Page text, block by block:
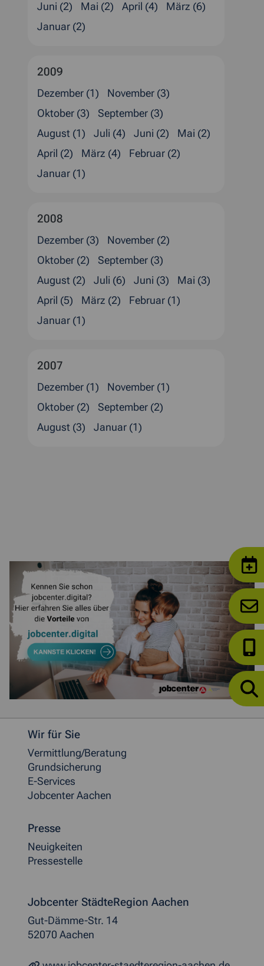
Juni (2)
Mai (2) April (4)
März (6)
Januar (2)
2009
Dezember (1)
November (3)
Oktober (3)
September (3)
August (1)
Juli (4) Juni (2)
Mai (2)
April (2)
März (4)
Februar (2)
Januar (1)
2008
Dezember (3)
November (2)
Oktober (2)
September (3)
August (2)
Juli (6) Juni (3)
Mai (3)
April (5)
März (2)
Februar (1)
Januar (1)
2007
Dezember (1)
November (1)
Oktober (2)
September (2)
August (3)
Januar (1)
Weitere allgemeine Informationen
Wir für Sie
Vermittlung/Beratung
Grundsicherung
E-Services
Jobcenter Aachen
Presse
Neuigkeiten
Pressestelle
Jobcenter StädteRegion Aachen
Gut-Dämme-Str. 14
52070 Aachen